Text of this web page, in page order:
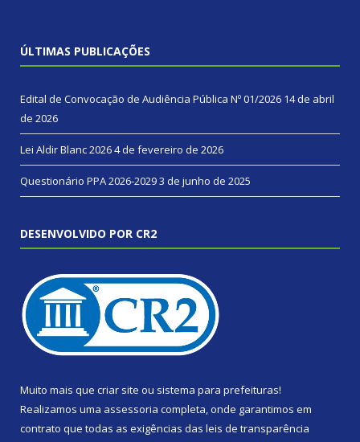
ÚLTIMAS PUBLICAÇÕES
Edital de Convocação de Audiência Pública Nº 01/2026 14 de abril
de 2026
Lei Aldir Blanc 20264 de fevereiro de 2026
Questionário PPA 2026-20293 de junho de 2025
DESENVOLVIDO POR CR2
Muito mais que criar site ou sistema para prefeituras!
Realizamos uma assessoria completa, onde garantimos em
contrato que todas as exigências das leis de transparência